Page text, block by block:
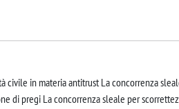
civile in materia antitrust La concorrenza
di pregi La concorrenza sleale per